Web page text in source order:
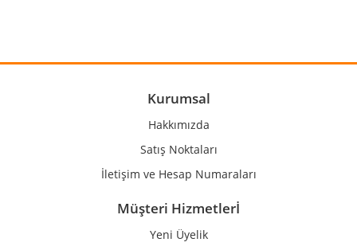
Ürün açıklamasında eksik bilgiler bulunuyor.
Ürün bilgilerinde hatalar bulunuyor.
Gönder
Kurumsal
Hakkımızda
Satış Noktaları
İletişim ve Hesap Numaraları
Müşteri Hizmetlerİ
Yeni Üyelik